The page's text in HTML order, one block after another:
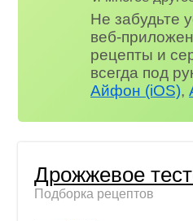
Не забудьте
веб-
рецепты и
всегда под
Айфон (iOS),
Дрожжевое
Подборка рецептов